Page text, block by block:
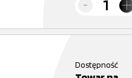
Dostępność